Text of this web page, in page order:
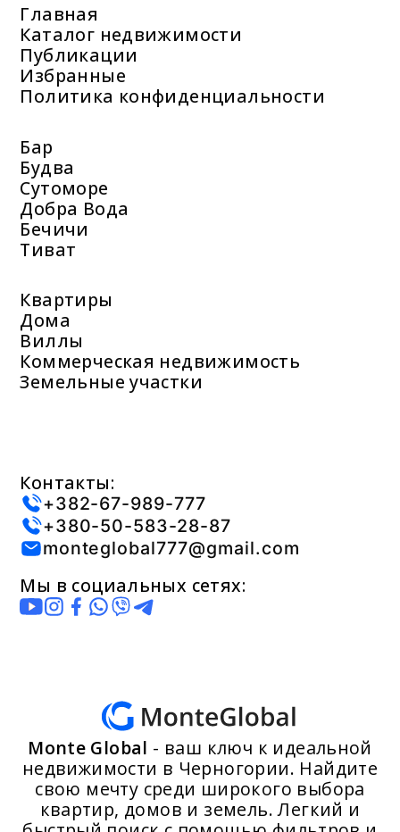
Главная
Каталог недвижимости
Публикации
Избранные
Политика конфиденциальности
Бар
Будва
Сутоморе
Добра Вода
Бечичи
Тиват
Квартиры
Дома
Виллы
Коммерческая недвижимость
Земельные участки
Контакты:
+382-67-989-777
+380-50-583-28-87
monteglobal777@gmail.com
Мы в социальных сетях:
Monte Global - ваш ключ к идеальной
недвижимости в Черногории. Найдите
свою мечту среди широкого выбора
квартир, домов и земель. Легкий и